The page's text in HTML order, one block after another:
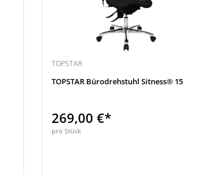
TOPSTAR
TOPSTAR Bürodrehstuhl Sitness® 15
269,00 €*
pro Stück